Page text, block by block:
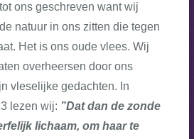
ons geschreven want wij
natuur in ons zitten die tegen
Het is ons oude vlees. Wij
overheersen door ons
vleselijke gedachten. In
lezen wij: ”Dat dan de zonde
lichaam, om haar te